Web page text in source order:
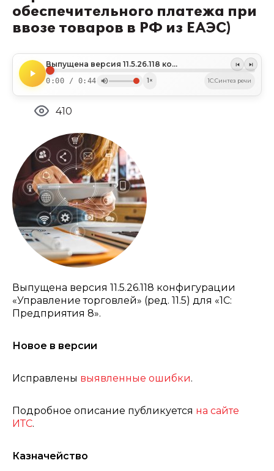
обеспечительного платежа при
ввозе товаров в РФ из ЕАЭС)
Выпущена версия 11.5.26.118 конфигурации «Управление торговлей»
0:00 / 0:44 1× 1C:Синтез речи
410
Выпущена версия 11.5.26.118 конфигурации
«Управление торговлей» (ред. 11.5) для «1С:
Предприятия 8».
Новое в версии
Исправлены выявленные ошибки.
Подробное описание публикуется на сайте
ИТС.
Казначейство